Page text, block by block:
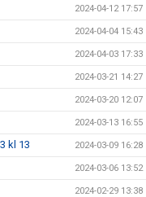
2024-04-12 17:57
2024-04-04 15:43
2024-04-03 17:33
2024-03-21 14:27
2024-03-20 12:07
2024-03-13 16:55
kl 13 2024-03-09 16:28
2024-03-06 13:52
2024-02-29 13:38